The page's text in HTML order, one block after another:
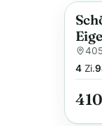
4Zi.